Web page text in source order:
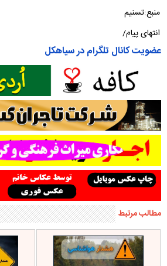
منبع:تسنیم
انتهای پیام/
عضویت کانال تلگرام در سیاهکل
مطالب مرتبط